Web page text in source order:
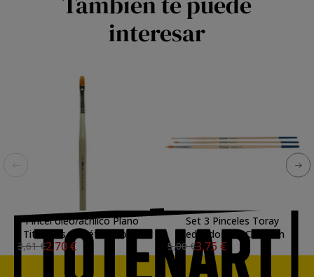
interesar
Pincel óleo/acrílico Plano
TitanArts, sintético Toray
3594/12
3,61 €2,70 €
Set 3 Pinceles Toray
Redondos Art Creation
5,00 €3,75 €